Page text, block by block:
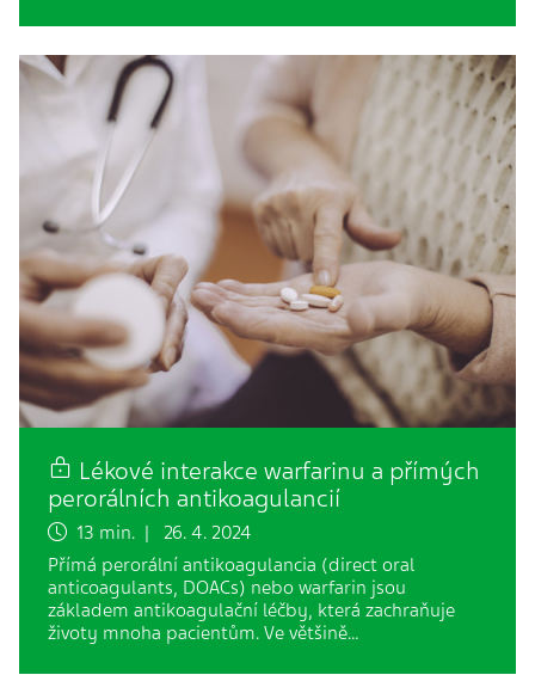
Lékové interakce warfarinu a přímých
perorálních antikoagulancií
13 min. | 26. 4. 2024
Přímá perorální antikoagulancia (direct oral
anticoagulants, DOACs) nebo warfarin jsou
základem antikoagulační léčby, která zachraňuje
životy mnoha pacientům. Ve většině…